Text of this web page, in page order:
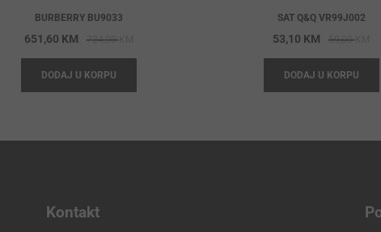
BURBERRY BU9033
724,00KM
price
724,00 KM.
651,60 KM
price
651,60 KM.
DODAJ U KORPU
SAT Q&Q VR99J002
59,00
53,10 KM
DODAJ U KORPU
Kontakt